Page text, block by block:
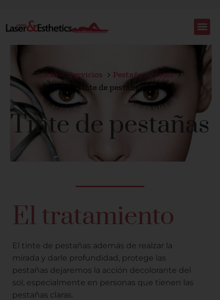
Inicio Servicios
Pestañas y cejas
Tinte de pestañas
Tinte de pestañas
El tratamiento
El tinte de pestañas además de realzar la
mirada y darle profundidad, protege las
pestañas dejaremos la acción decolorante del
sol, especialmente en personas que tienen las
pestañas claras.